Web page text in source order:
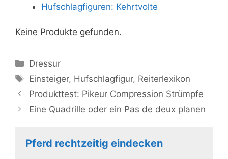
Hufschlagfiguren: Kehrtvolte
Keine Produkte gefunden.
Kategorien
Dressur
Schlagwörter
Einsteiger, Hufschlagfigur, Reiterlexikon
Produkttest: Pikeur Compression Strümpfe
Eine Quadrille oder ein Pas de deux planen
Pferd rechtzeitig eindecken